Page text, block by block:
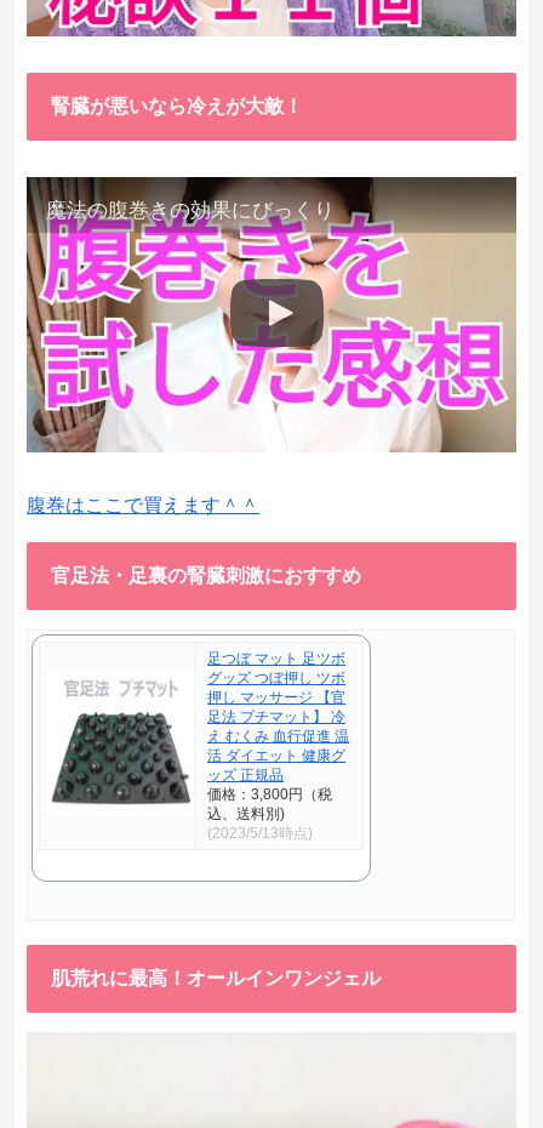
腎臓が悪いなら冷えが大敵！
魔法の腹巻きの効果にびっくり
腹巻はここで買えます＾＾
官足法・足裏の腎臓刺激におすすめ
足つぼ マット 足ツボ
グッズ つぼ押し ツボ
押し マッサージ 【官
足法 プチマット】 冷
え むくみ 血行促進 温
活 ダイエット 健康グ
ッズ 正規品
価格：3,800円（税
込、送料別)
(2023/5/13時点)
肌荒れに最高！オールインワンジェル